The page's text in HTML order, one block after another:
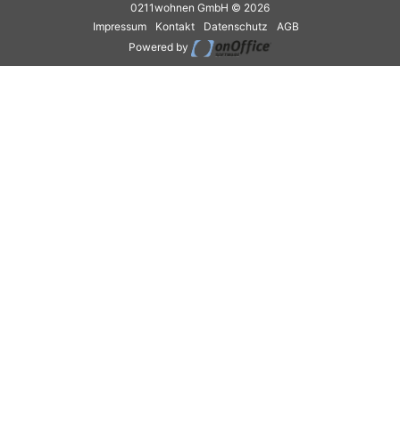
0211wohnen GmbH © 2026
Impressum
Kontakt Datenschutz
AGB
Powered by